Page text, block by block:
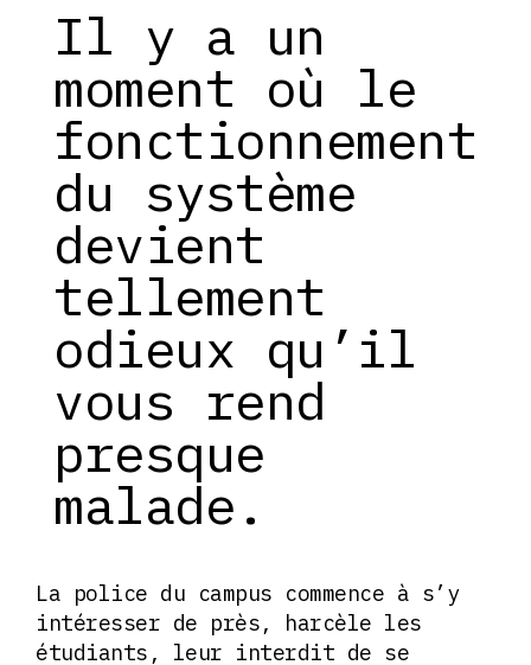
Il y a un
moment où le
fonctionnement
du système
devient
tellement
odieux qu’il
vous rend
presque
malade.
La police du campus commence à s’y
intéresser de près, harcèle les
étudiants, leur interdit de se